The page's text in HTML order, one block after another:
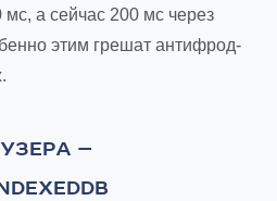
а сейчас 200 мс через
этим грешат антифрод-
—